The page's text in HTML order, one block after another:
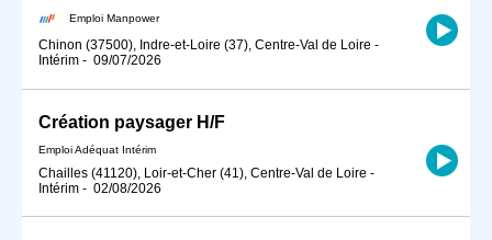
Emploi Manpower
Chinon (37500), Indre-et-Loire (37), Centre-Val de Loire -
Intérim - 09/07/2026
Création paysager H/F
Emploi Adéquat Intérim
Chailles (41120), Loir-et-Cher (41), Centre-Val de Loire -
Intérim - 02/08/2026